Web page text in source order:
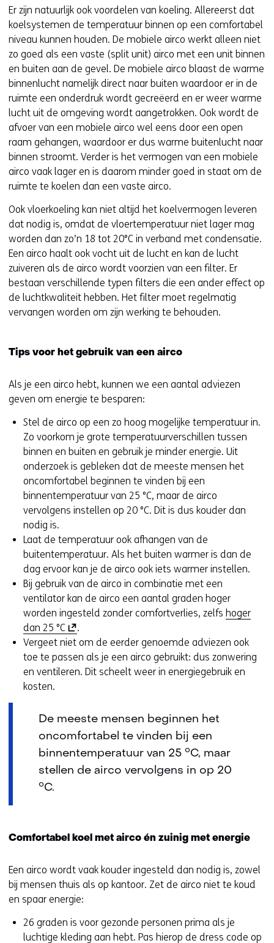
i
e
u
w
v
e
n
s
t
e
r
(
e
r
w
i
j
s
t
n
r
e
n
a
n
d
e
r
e
w
b
s
t
e
)
Er zijn natuurlijk ook voordelen van koeling. Allereerst dat
koelsystemen de temperatuur binnen op een comfortabel
niveau kunnen houden. De mobiele airco werkt alleen niet
zo goed als een vaste (split unit) airco met een unit binnen
en buiten aan de gevel. De mobiele airco blaast de warme
binnenlucht namelijk direct naar buiten waardoor er in de
ruimte een onderdruk wordt gecreëerd en er weer warme
lucht uit de omgeving wordt aangetrokken. Ook wordt de
afvoer van een mobiele airco wel eens door een open
raam gehangen, waardoor er dus warme buitenlucht naar
binnen stroomt. Verder is het vermogen van een mobiele
airco vaak lager en is daarom minder goed in staat om de
ruimte te koelen dan een vaste airco.
Ook vloerkoeling kan niet altijd het koelvermogen leveren
dat nodig is, omdat de vloertemperatuur niet lager mag
worden dan zo’n 18 tot 20°C in verband met condensatie.
Een airco haalt ook vocht uit de lucht en kan de lucht
zuiveren als de airco wordt voorzien van een filter. Er
bestaan verschillende typen filters die een ander effect op
de luchtkwaliteit hebben. Het filter moet regelmatig
vervangen worden om zijn werking te behouden.
Tips voor het gebruik van een airco
Als je een airco hebt, kunnen we een aantal adviezen
geven om energie te besparen:
Stel de airco op een zo hoog mogelijke temperatuur in.
Zo voorkom je grote temperatuurverschillen tussen
binnen en buiten en gebruik je minder energie. Uit
onderzoek is gebleken dat de meeste mensen het
oncomfortabel beginnen te vinden bij een
binnentemperatuur van 25 °C, maar de airco
vervolgens instellen op 20 °C. Dit is dus kouder dan
nodig is.
Laat de temperatuur ook afhangen van de
buitentemperatuur. Als het buiten warmer is dan de
dag ervoor kan je de airco ook iets warmer instellen.
Bij gebruik van de airco in combinatie met een
ventilator kan de airco een aantal graden hoger
worden ingesteld zonder comfortverlies, zelfs hoger
dan 25 °C(
o
p
e
i
i
e
e
t
e
r
)
(
.
Vergeet niet om de eerder genoemde adviezen ook
toe te passen als je een airco gebruikt: dus zonwering
en ventileren. Dit scheelt weer in energiegebruik en
kosten.
De meeste mensen beginnen het
oncomfortabel te vinden bij een
binnentemperatuur van 25 °C, maar
stellen de airco vervolgens in op 20
°C.
Comfortabel koel met airco én zuinig met energie
Een airco wordt vaak kouder ingesteld dan nodig is, zowel
bij mensen thuis als op kantoor. Zet de airco niet te koud
en spaar energie:
26 graden is voor gezonde personen prima als je
luchtige kleding aan hebt. Pas hierop de dress code op